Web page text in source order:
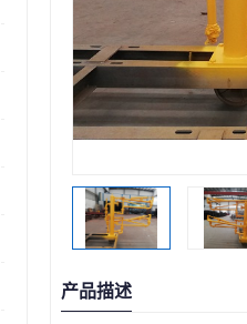
产品描述